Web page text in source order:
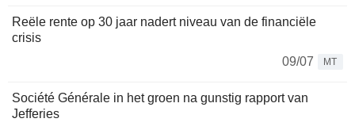
Reële rente op 30 jaar nadert niveau van de financiële
crisis
09/07
MT
Société Générale in het groen na gunstig rapport van
Jefferies